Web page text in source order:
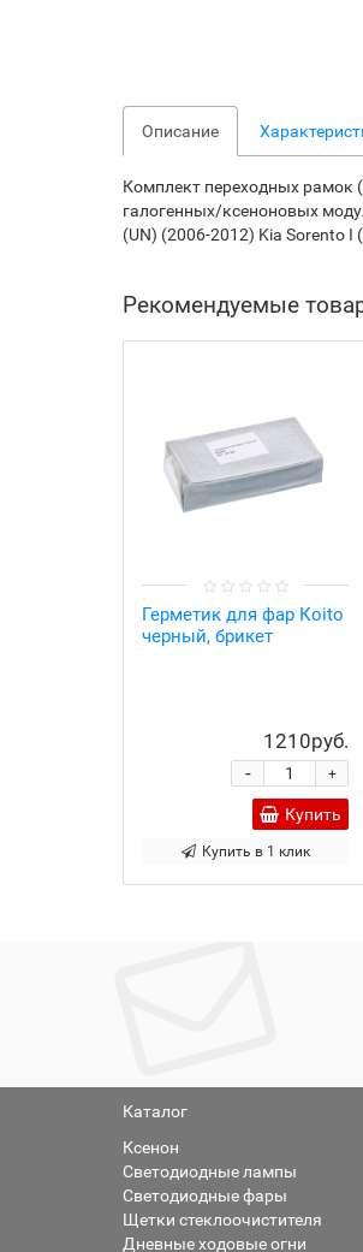
Описание
Комплект переходных рамок
галогенных/ксеноновых
(UN) (2006-2012) Kia Sorento I
Рекомендуемые
Герметик для фар Коito
черный, брикет
1210руб.
+
-
Купить
Купить в 1 клик
Каталог
Ксенон
Светодиодные лампы
Светодиодные фары
Щетки стеклоочистителя
Дневные ходовые огни